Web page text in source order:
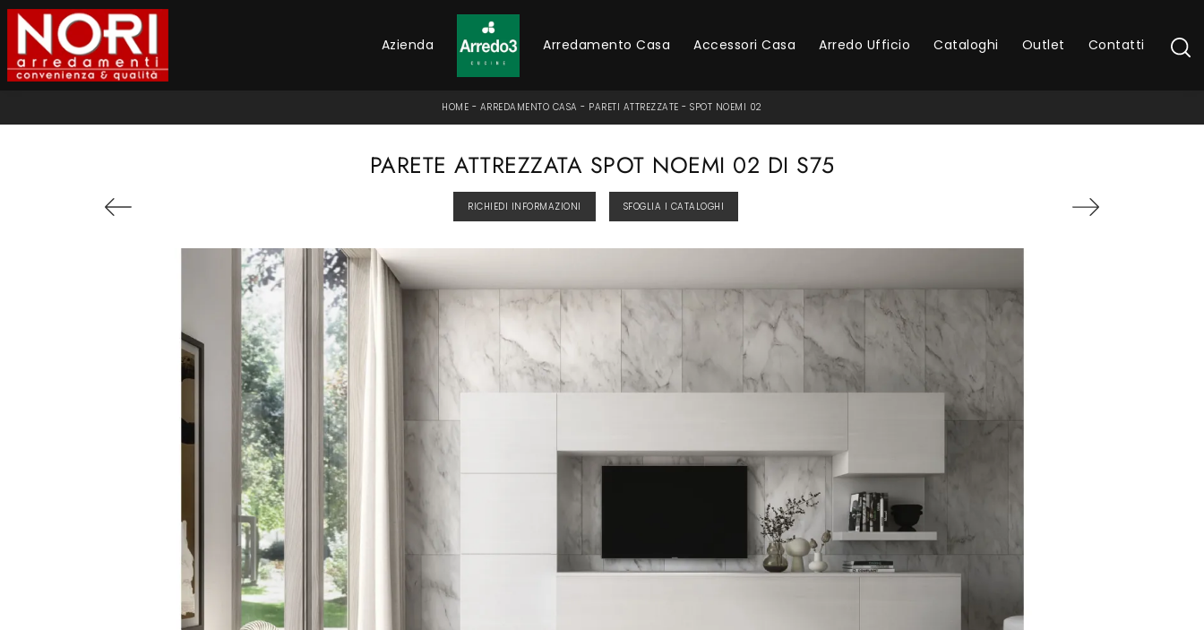
Azienda Arredamento Casa Accessori Casa Arredo Ufficio Cataloghi Outlet Contatti
HOME - ARREDAMENTO CASA - PARETI ATTREZZATE -SPOT NOEMI 02
PARETE ATTREZZATA SPOT NOEMI 02 DI S75
RICHIEDI INFORMAZIONI SFOGLIA I CATALOGHI